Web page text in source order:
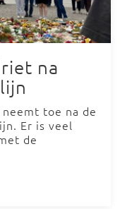
na
toe na de
Er is veel
de